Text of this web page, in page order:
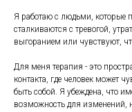
Я работаю с людьми, которые
сталкиваются с тревогой,
выгоранием или чувствуют,
Для меня терапия - это
контакта, где человек может
быть собой. Я убеждена, что
возможность для изменений,